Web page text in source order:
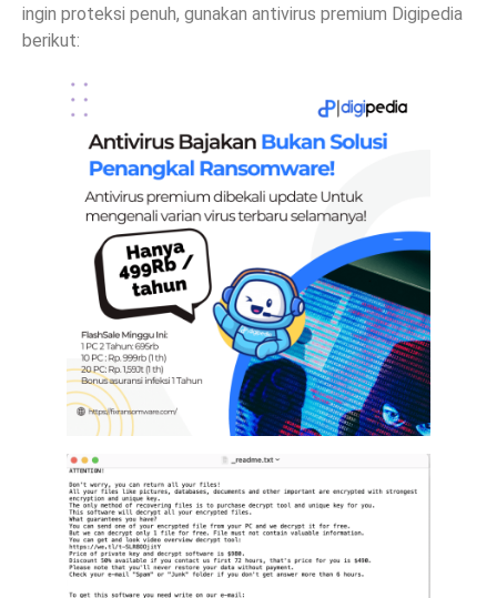
ingin proteksi penuh, gunakan antivirus premium Digipedia
berikut: